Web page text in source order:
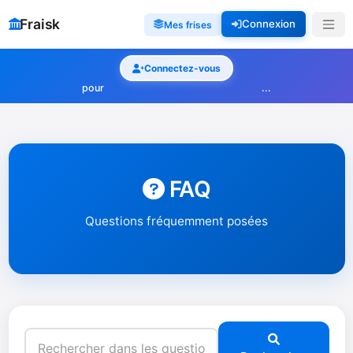
Fraisk Mes frises Connexion
Connectez-vous
pour
...
FAQ
Questions fréquemment posées